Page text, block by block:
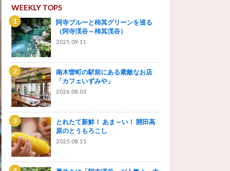
WEEKLY TOP5
阿寺ブルーと柿其グリーンを巡る
（阿寺渓谷～柿其渓谷）
2025.09.11
南木曽町の駅前にある素敵なお店
「カフェいずみや」
2026.08.03
とれたて新鮮！ あま～い！ 開田高
原のとうもろこし
2025.08.15